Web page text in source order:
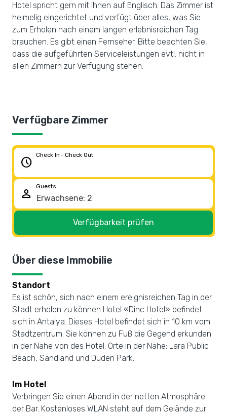
Hotel spricht gern mit Ihnen auf Englisch. Das Zimmer ist
heimelig eingerichtet und verfügt über alles, was Sie
zum Erholen nach einem langen erlebnisreichen Tag
brauchen. Es gibt einen Fernseher. Bitte beachten Sie,
dass die aufgeführten Serviceleistungen evtl. nicht in
allen Zimmern zur Verfügung stehen.
Verfügbare Zimmer
schedule
Check In - Check Out
person
Guests
Verfügbarkeit prüfen
Über diese Immobilie
Standort
Es ist schön, sich nach einem ereignisreichen Tag in der
Stadt erholen zu können Hotel «Dinc Hotel» befindet
sich in Antalya. Dieses Hotel befindet sich in 10 km vom
Stadtzentrum. Sie können zu Fuß die Gegend erkunden
in der Nähe von des Hotel. Orte in der Nähe: Lara Public
Beach, Sandland und Duden Park.
Im Hotel
Verbringen Sie einen Abend in der netten Atmosphäre
der Bar. Kostenloses WLAN steht auf dem Gelände zur